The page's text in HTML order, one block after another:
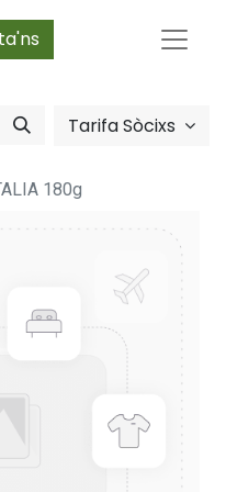
Tarifa Sòcixs
180g